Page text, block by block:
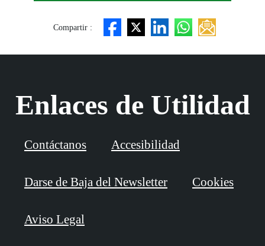
Compartir :
Enlaces de Utilidad
Contáctanos Accesibilidad
Darse de Baja del Newsletter Cookies
Aviso Legal